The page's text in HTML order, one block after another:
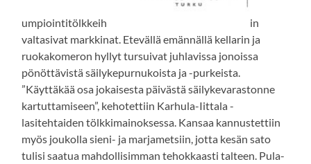
umpiointitölkkeih
in
valtasivat markkinat. Etevällä emännällä kellarin ja
ruokakomeron hyllyt tursuivat juhlavissa jonoissa
pönöttävistä säilykepurnukoista ja -purkeista.
”Käyttäkää osa jokaisesta päivästä säilykevarastonne
kartuttamiseen”, kehotettiin Karhula-Iittala -
lasitehtaiden tölkkimainoksessa. Kansaa kannustettiin
myös joukolla sieni- ja marjametsiin, jotta kesän sato
tulisi saatua mahdollisimman tehokkaasti talteen. Pula-